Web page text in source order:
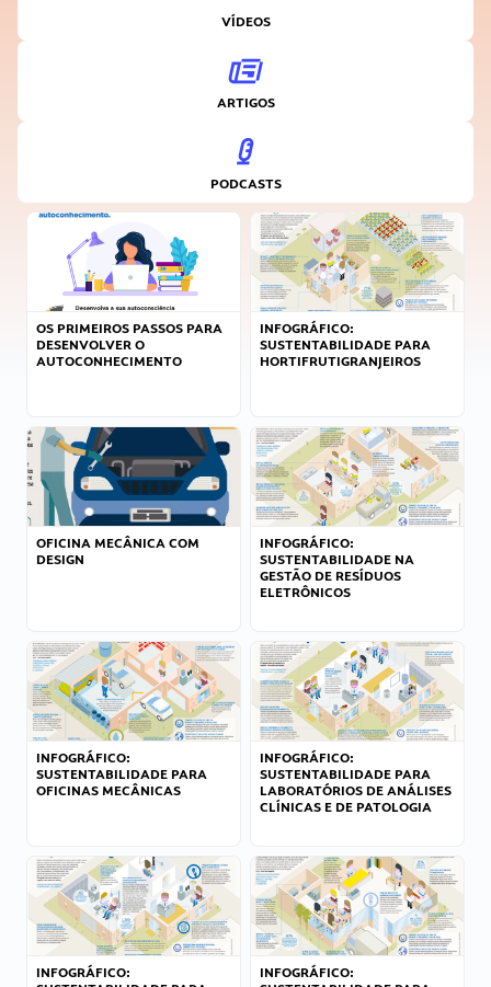
VÍDEOS
ARTIGOS
PODCASTS
OS PRIMEIROS PASSOS PARA
DESENVOLVER O
AUTOCONHECIMENTO
INFOGRÁFICO:
SUSTENTABILIDADE PARA
HORTIFRUTIGRANJEIROS
OFICINA MECÂNICA COM
DESIGN
INFOGRÁFICO:
SUSTENTABILIDADE NA
GESTÃO DE RESÍDUOS
ELETRÔNICOS
INFOGRÁFICO:
SUSTENTABILIDADE PARA
OFICINAS MECÂNICAS
INFOGRÁFICO:
SUSTENTABILIDADE PARA
LABORATÓRIOS DE ANÁLISES
CLÍNICAS E DE PATOLOGIA
INFOGRÁFICO:
INFOGRÁFICO: